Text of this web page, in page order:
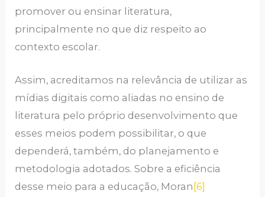
promover ou ensinar literatura,
principalmente no que diz respeito ao
contexto escolar.
Assim, acreditamos na relevância de utilizar as
mídias digitais como aliadas no ensino de
literatura pelo próprio desenvolvimento que
esses meios podem possibilitar, o que
dependerá, também, do planejamento e
metodologia adotados. Sobre a eficiência
desse meio para a educação, Moran[6]